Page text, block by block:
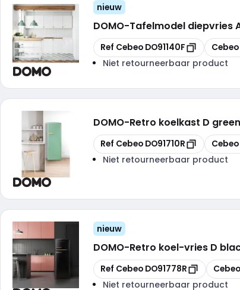
nieuw
DOMO-Tafelmodel diepvries
Kopiëren
Ref Cebeo DO91140F Kopiëren
Cebeo
Niet retourneerbaar product
DOMO-Retro koelkast D
Kopiëren
Ref Cebeo DO91710R Kopiëren
Cebeo
Niet retourneerbaar product
nieuw
DOMO-Retro koel-vries D
Kopiëren
Ref Cebeo DO91778R Kopiëren
Niet retourneerbaar product